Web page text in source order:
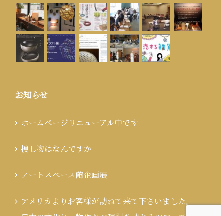
お知らせ
ホームページリニューアル中です
捜し物はなんですか
アートスペース繭企画展
アメリカよりお客様が訪ねて来て下さいました。